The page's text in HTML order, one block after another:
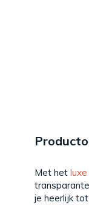
Met het
je heerlijk